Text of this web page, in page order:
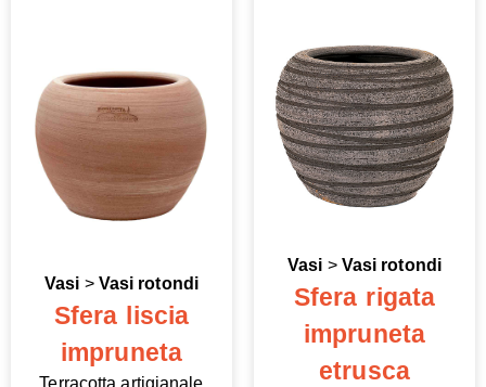
Vasi > Vasi rotondi
Sfera liscia
impruneta
Vasi > Vasi rotondi
Sfera rigata
impruneta
etrusca